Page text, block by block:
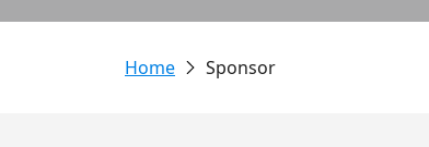
Sponsor